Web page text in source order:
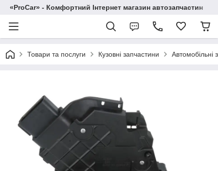
«ProCar» - Комфортний Інтернет магазин автозапчастин
Товари та послуги Кузовні запчастини Автомобільні